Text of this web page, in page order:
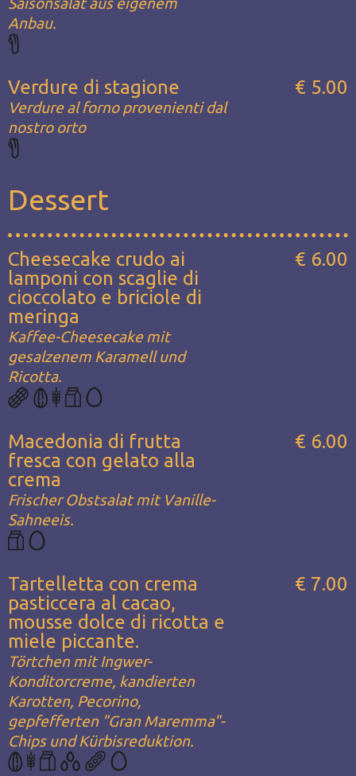
Anbau.
Verdure di stagione
Verdure al forno provenienti dal
nostro orto
€ 5.00
Dessert
Cheesecake crudo ai
lamponi con scaglie di
cioccolato e briciole di
meringa
Kaffee-Cheesecake mit
gesalzenem Karamell und
Ricotta.
€ 6.00
Macedonia di frutta
fresca con gelato alla
crema
Frischer Obstsalat mit Vanille-
Sahneeis.
€ 6.00
Tartelletta con crema
pasticcera al cacao,
mousse dolce di ricotta e
miele piccante.
Törtchen mit Ingwer-
Konditorcreme, kandierten
Karotten, Pecorino,
gepfefferten "Gran Maremma"-
Chips und Kürbisreduktion.
€ 7.00